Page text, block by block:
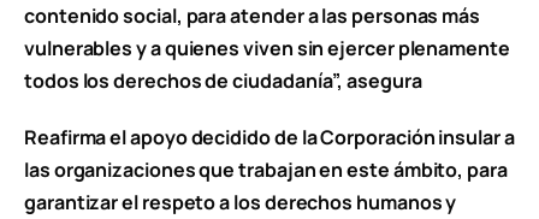
contenido social, para atender a las personas más
vulnerables y a quienes viven sin ejercer plenamente
todos los derechos de ciudadanía”, asegura
Reafirma el apoyo decidido de la Corporación insular a
las organizaciones que trabajan en este ámbito, para
garantizar el respeto a los derechos humanos y